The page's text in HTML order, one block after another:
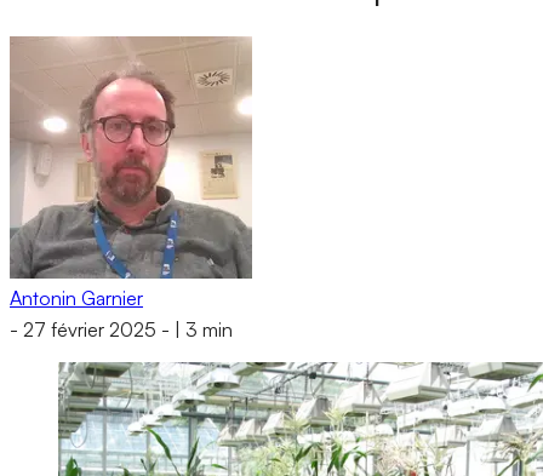
Antonin Garnier
- 27 février 2025 - 3 min